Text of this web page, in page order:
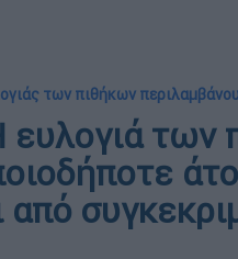
των πιθήκων
των